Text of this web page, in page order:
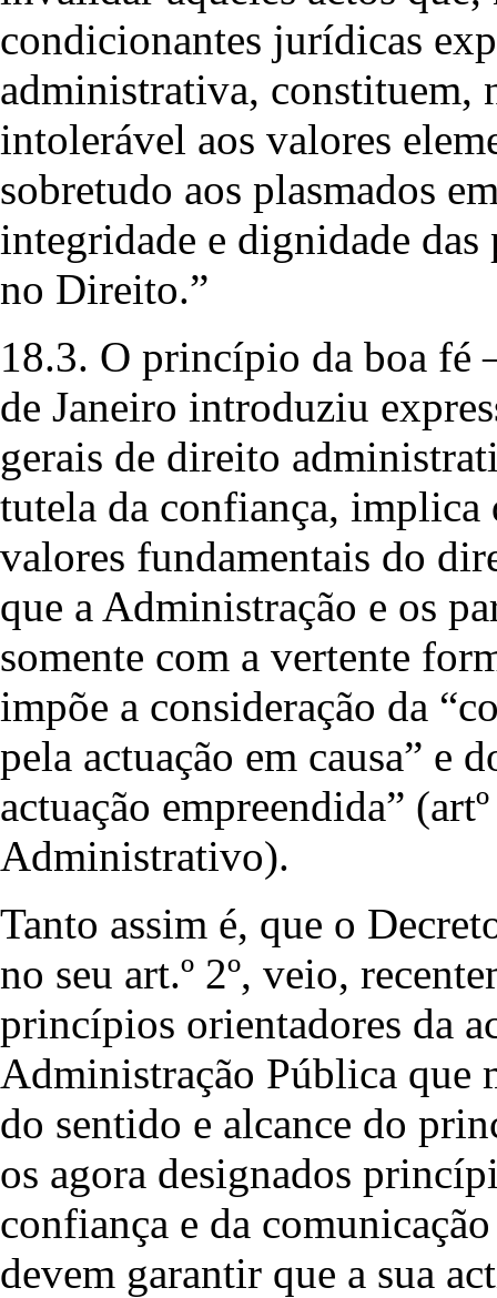
condicionantes jurídicas
administrativa, constituem,
intolerável aos valores
sobretudo aos plasmados
integridade e dignidade das
no Direito.”
18.3. O princípio da boa fé
de Janeiro introduziu
gerais de direito
tutela da confiança, implica
valores fundamentais do
que a Administração e os
somente com a vertente
impõe a consideração da
pela actuação em causa” e
actuação empreendida”
Administrativo).
Tanto assim é, que o
no seu art.º 2º, veio,
princípios orientadores da
Administração Pública que
do sentido e alcance do
os agora designados
confiança e da
devem garantir que a sua